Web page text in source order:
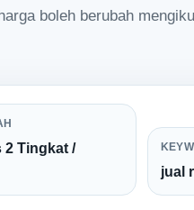
boleh berubah
2 Tingkat /
jual